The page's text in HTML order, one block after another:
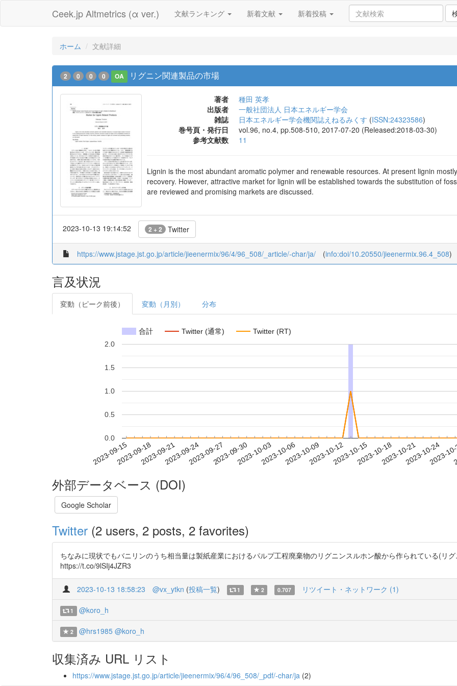
Ceek.jp Altmetrics (α ver.) 文献ランキング 新着文献 新着投稿
ホーム 文献詳細
2 0 0 0 OA リグニン関連製品の市場
著者
種田 英孝
出版者
一般社団法人 日本エネルギー学会
雑誌
日本エネルギー学会機関誌えねるみくす (ISSN:24323586)
巻号頁・発行日
vol.96, no.4, pp.508-510, 2017-07-20 (Released:2018-03-30)
参考文献数
11
Lignin is the most abundant aromatic polymer and renewable resources. At present lignin
recovery. However, attractive market for lignin will be established towards the substitution of
are reviewed and promising markets are discussed.
2023-10-13 19:14:52 2 + 2 Twitter
https://www.jstage.jst.go.jp/article/jieenermix/96/4/96_508/_article/-char/ja/ (info:doi/10.20550/jieenermix.96.4_508)
言及状況
変動（ピーク前後） 変動（月別） 分布
合計 Twitter (通常) Twitter (RT)
2023-09-152023-09-182023-09-212023-09-242023-09-272023-09-302023-10-032023-10-062023-10-092023-10-122023-10-152023-10-182023-10-212023-10-24
2023-
0.0
0.5
1.0
1.5
2.0
外部データベース (DOI)
Google Scholar
Twitter (2 users, 2 posts, 2 favorites)
ちなみに現状でもバニリンのうち相当量は製紙産業におけるパルプ工程廃棄物のリグニンスルホン酸から作られている(リ
https://t.co/9lSIj4JZR3
2023-10-13 18:58:23 @vx_ytkn (投稿一覧) 1 2 0.707 リツイート・ネットワーク (1)
1 @koro_h
2 @hrs1985 @koro_h
収集済み URL リスト
https://www.jstage.jst.go.jp/article/jieenermix/96/4/96_508/_pdf/-char/ja (2)